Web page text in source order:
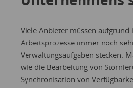
Viele Anbieter müssen aufgrund
Arbeitsprozesse immer noch
Verwaltungsaufgaben stecken.
wie die Bearbeitung von
Synchronisation von